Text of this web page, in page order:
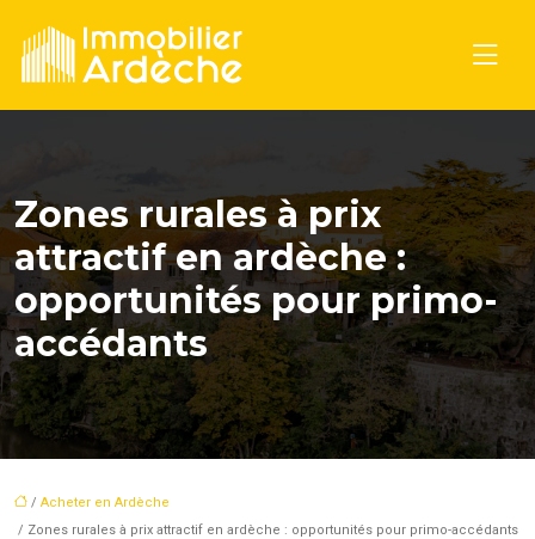
Zones rurales à prix
attractif en ardèche :
opportunités pour primo-
accédants
/ Acheter en Ardèche
/ Zones rurales à prix attractif en ardèche : opportunités pour primo-accédants